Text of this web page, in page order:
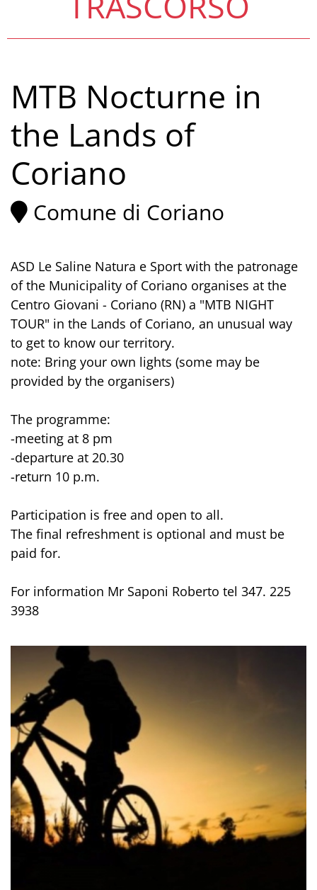
MTB Nocturne in
the Lands of
Coriano
Comune di Coriano
ASD Le Saline Natura e Sport with the patronage
of the Municipality of Coriano organises at the
Centro Giovani - Coriano (RN) a "MTB NIGHT
TOUR" in the Lands of Coriano, an unusual way
to get to know our territory.
note: Bring your own lights (some may be
provided by the organisers)
The programme:
-meeting at 8 pm
-departure at 20.30
-return 10 p.m.
Participation is free and open to all.
The final refreshment is optional and must be
paid for.
For information Mr Saponi Roberto tel 347. 225
3938